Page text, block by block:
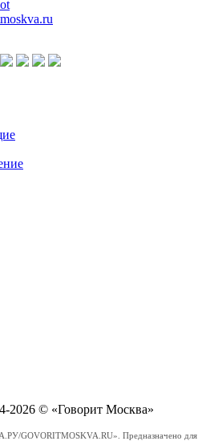
2026 © «Говорит Москва»
GOVORITMOSKVA.RU». Предназначено для